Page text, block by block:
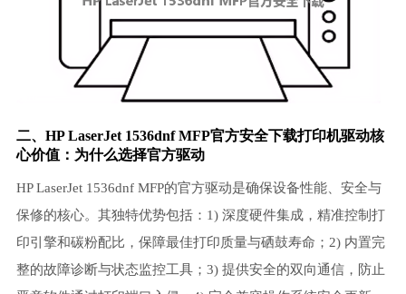
二、HP LaserJet 1536dnf MFP官方安全下载打印机驱动核
心价值：为什么选择官方驱动
HP LaserJet 1536dnf MFP的官方驱动是确保设备性能、安全与
保修的核心。其独特优势包括：1) 深度硬件集成，精准控制打
印引擎和碳粉配比，保障最佳打印质量与硒鼓寿命；2) 内置完
整的故障诊断与状态监控工具；3) 提供安全的双向通信，防止